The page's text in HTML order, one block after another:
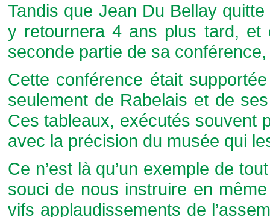
Tandis que Jean Du Bellay
y retournera 4 ans plus tard, et
seconde partie de sa
Cette conférence était
seulement de Rabelais et de
Ces tableaux, exécutés souvent
avec la précision du musée qui
Ce n’est là qu’un exemple de
souci de nous instruire en
vifs applaudissements de